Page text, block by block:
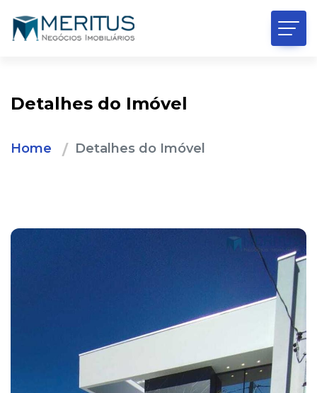
Detalhes do Imóvel
Home Detalhes do Imóvel